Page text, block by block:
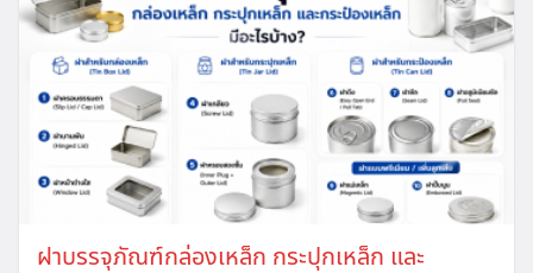
for:
ฝาบรรจุภัณฑ์กล่องเหล็ก กระปุกเหล็ก และ